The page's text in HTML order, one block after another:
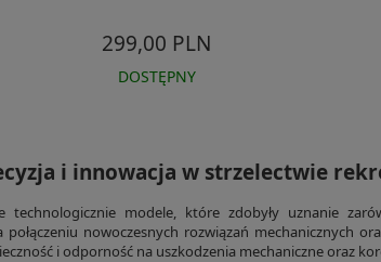
299,00 PLN
DOSTĘPNY
i innowacja w strzelectwie
technologicznie modele, które zdobyły uznanie
nowoczesnych rozwiązań mechanicznych
i odporność na uszkodzenia mechaniczne oraz